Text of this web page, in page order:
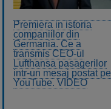
Premiera in istoria
companiilor din
Germania. Ce a
transmis CEO-ul
Lufthansa pasagerilor
intr-un mesaj postat pe
YouTube. VIDEO